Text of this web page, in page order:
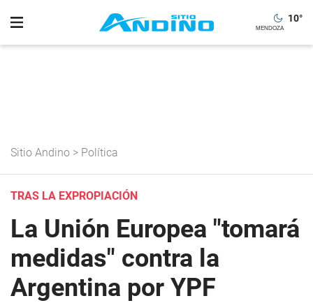
10°
Sitio Andino > Política
TRAS LA EXPROPIACIÓN
La Unión Europea "tomará
medidas" contra la
Argentina por YPF